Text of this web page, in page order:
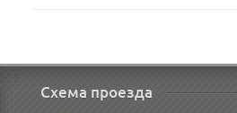
Схема проезда